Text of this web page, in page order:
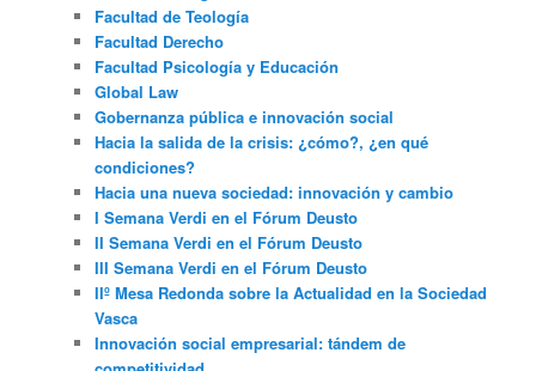
Facultad de Teología
Facultad Derecho
Facultad Psicología y Educación
Global Law
Gobernanza pública e innovación social
Hacia la salida de la crisis: ¿cómo?, ¿en qué
condiciones?
Hacia una nueva sociedad: innovación y cambio
I Semana Verdi en el Fórum Deusto
II Semana Verdi en el Fórum Deusto
III Semana Verdi en el Fórum Deusto
IIº Mesa Redonda sobre la Actualidad en la Sociedad
Vasca
Innovación social empresarial: tándem de